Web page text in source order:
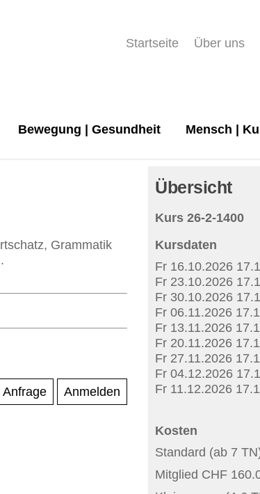
Bewegung | Gesundheit Mensch |
Startseite Über uns
Grammatik
Anfrage
Anmelden
Übersicht
Kurs 26-2-1400
Kursdaten
Fr 16.10.2026
Fr 23.10.2026
Fr 30.10.2026
Fr 06.11.2026
Fr 13.11.2026
Fr 20.11.2026
Fr 27.11.2026
Fr 04.12.2026
Fr 11.12.2026
Kosten
Standard (ab 7
Mitglied CHF